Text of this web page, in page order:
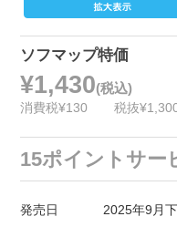
ソフマップ特価
¥1,430(税込)
消費税¥130 税抜
15ポイントサー
発売日 2025年9月